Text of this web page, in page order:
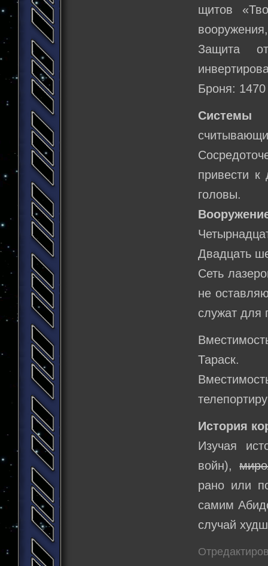
щитов
Защита
Броня: 1470
Системы
привести к
головы.
Двадцать
Сеть
не
служат для
Тараск.
История
Изучая
войн),
рано или
самим
случай